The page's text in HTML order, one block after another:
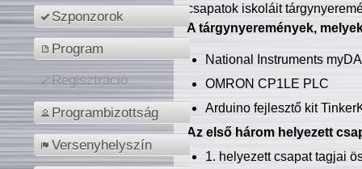
Szponzorok
Program
Regisztráció
Programbizottság
Versenyhelyszín
csapatok iskoláit
A tárgynyeremények,
National Instruments
OMRON CP1LE PLC
Arduino fejlesztő kit
Az első három helyezett
1. helyezett csapat tagjai